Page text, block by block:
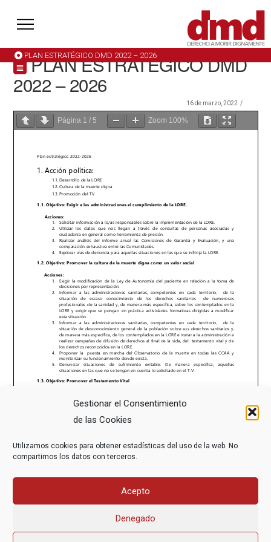
Gestionar el Consentimiento
de las Cookies
Utilizamos cookies para obtener estadísticas del uso de la web. No
compartimos los datos con terceros.
Acepto
Denegado
PLAN ESTRATÉGICO DMD 2022 – 2026
PLAN ESTRATÉGICO DMD
2022 – 2026
16 de marzo, 2022
Página 1 /5 Zoom 100%